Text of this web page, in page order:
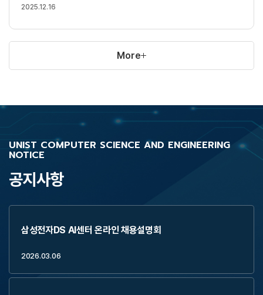
2025.12.16
More
UNIST COMPUTER SCIENCE AND ENGINEERING
NOTICE
공지사항
삼성전자DS AI센터 온라인 채용설명회
2026.03.06